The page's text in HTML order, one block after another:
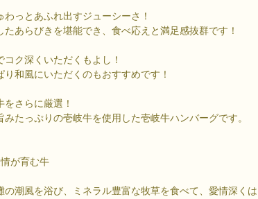
わっとあふれ出すジューシーさ！
たあらびきを堪能でき、食べ応えと満足感抜群です！
ク深くいただくもよし！
り和風にいただくのもおすすめです！
さらに厳選！
たっぷりの壱岐牛を使用した壱岐牛ハンバーグです。
が育む牛
の潮風を浴び、ミネラル豊富な牧草を食べて、愛情深くは